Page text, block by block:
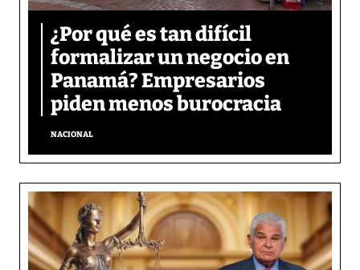
¿Por qué es tan difícil
formalizar un negocio en
Panamá? Empresarios
piden menos burocracia
NACIONAL